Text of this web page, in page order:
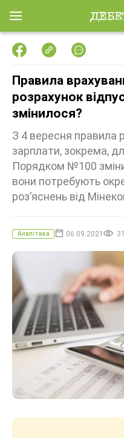
Правила
розрахунок
змінилося?
З 4 вересня правила
зарплати, зокрема,
Порядком №100
вони потребують
роз’яснень від
Аналітика 06.09.2021